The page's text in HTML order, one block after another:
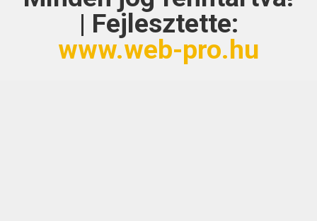
| Fejlesztette:
www.web-pro.hu